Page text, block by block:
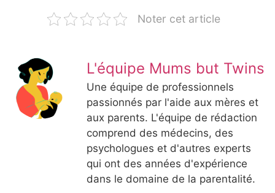
Noter cet article
L'équipe Mums but Twins
Une équipe de professionnels
passionnés par l'aide aux mères et
aux parents. L'équipe de rédaction
comprend des médecins, des
psychologues et d'autres experts
qui ont des années d'expérience
dans le domaine de la parentalité.